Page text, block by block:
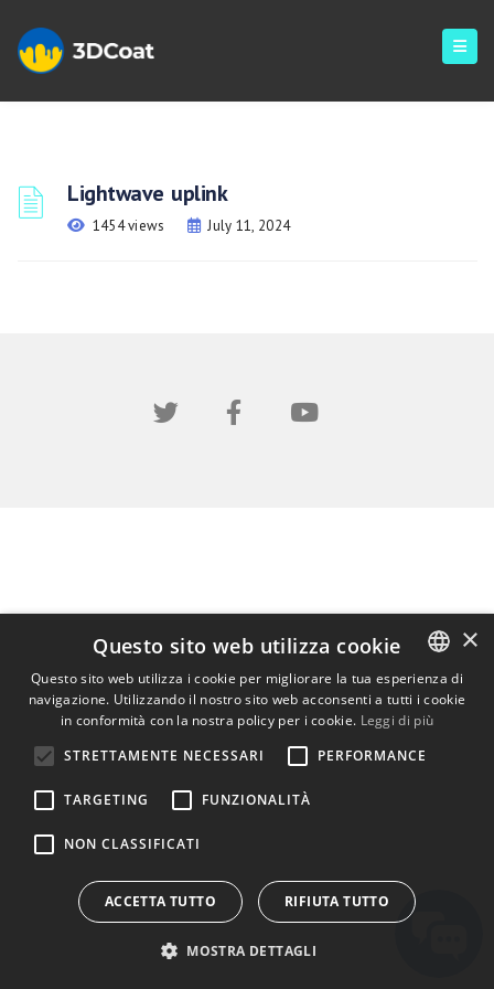
Lightwave uplink
1454 views July 11, 2024
ENGLISH
DUTCH
ESTONIAN
×
Questo sito web utilizza cookie
Questo sito web utilizza i cookie per migliorare la tua esperienza di
navigazione. Utilizzando il nostro sito web acconsenti a tutti i cookie
in conformità con la nostra policy per i cookie. Leggi di più
STRETTAMENTE NECESSARI
PERFORMANCE
TARGETING FUNZIONALITÀ
NON CLASSIFICATI
ACCETTA TUTTO RIFIUTA TUTTO
MOSTRA DETTAGLI